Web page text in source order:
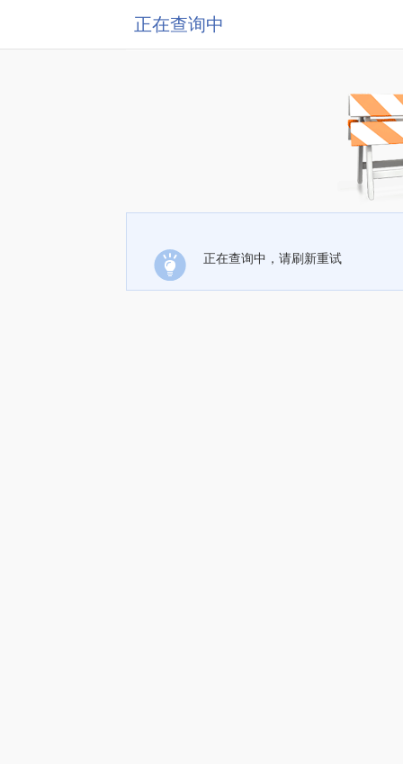
正在查询中
正在查询中，请刷新重试